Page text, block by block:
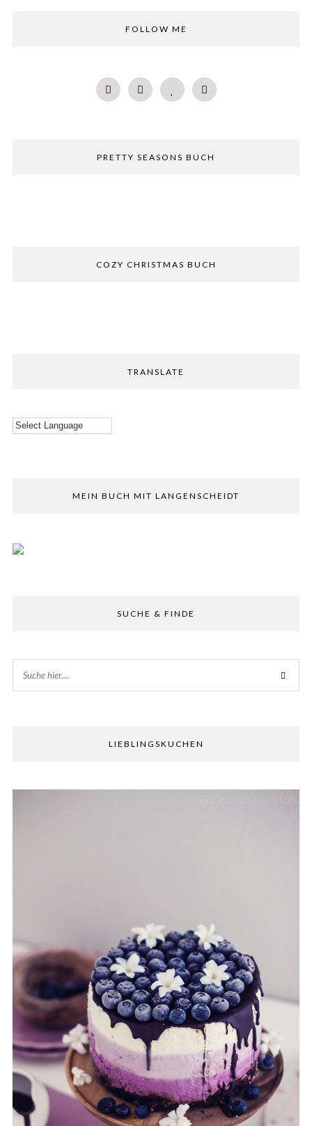
FOLLOW ME
PRETTY SEASONS BUCH
COZY CHRISTMAS BUCH
TRANSLATE
MEIN BUCH MIT LANGENSCHEIDT
SUCHE & FINDE
LIEBLINGSKUCHEN